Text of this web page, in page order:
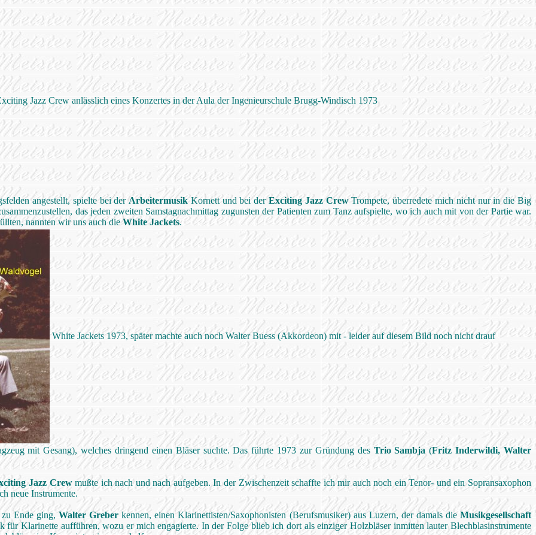
Jazz Crew anlässlich eines Konzertes in der Aula der Ingenieurschule Brugg-Windisch 1973
angestellt, spielte bei derArbeitermusikKornett und bei derExciting Jazz CrewTrompete, überredete mich nicht nur in die Big
das jeden zweiten Samstagnachmittag zugunsten der Patienten zum Tanz aufspielte, wo ich auch mit von der Partie war.
nannten wir uns auch dieWhite Jackets.
White Jackets 1973, später machte auch noch Walter Buess (Akkordeon) mit - leider auf diesem Bild noch nicht drauf
mit Gesang), welches dringend einen Bläser suchte. Das führte 1973 zur Gründung des Trio Sambja (Fritz Inderwildi, Walter
Jazz Crewmußte ich nach und nach aufgeben. In der Zwischenzeit schaffte ich mir auch noch ein Tenor- und ein Sopransaxophon
neue Instrumente.
Ende ging,Walter Greber kennen, einen Klarinettisten/Saxophonisten (Berufsmusiker) aus Luzern, der damals dieMusikgesellschaft
Klarinette aufführen, wozu er mich engagierte. In der Folge blieb ich dort als einziger Holzbläser inmitten lauter Blechblasinstrumente